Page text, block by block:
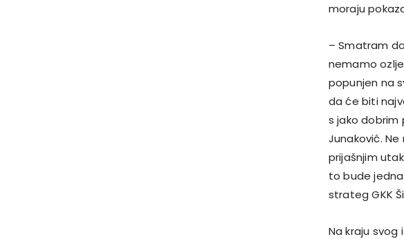
moraju
– Smatram
nemamo
popunjen na
da će biti
s jako dobrim
Junaković.
prijašnjim
to bude
strateg GKK
Na kraju svog